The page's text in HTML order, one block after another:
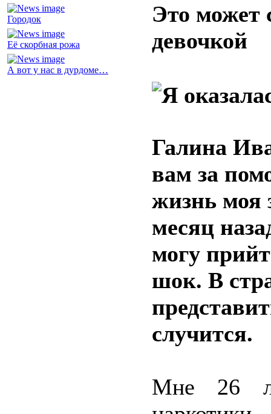
Городок
Её скорбная рожа
А вот у нас в дурдоме…
Это может
девочкой
Галина
вам за
жизнь моя
месяц
могу
шок. В
случится.
Мне 26